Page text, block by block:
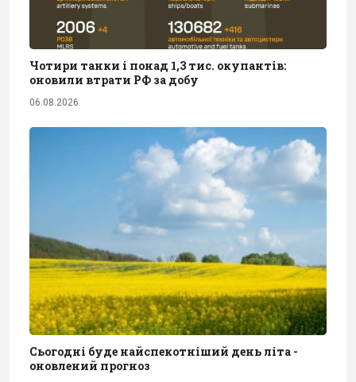
Чотири танки і понад 1,3 тис. окупантів:
оновили втрати РФ за добу
06.08.2026
Сьогодні буде найспекотніший день літа -
оновлений прогноз